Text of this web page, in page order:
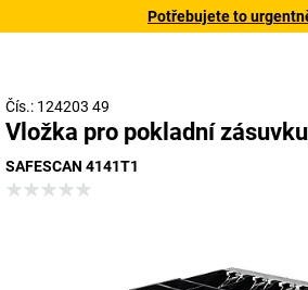
Potřebujete to
Čís.: 124203 49
Vložka pro pokladní
SAFESCAN 4141T1